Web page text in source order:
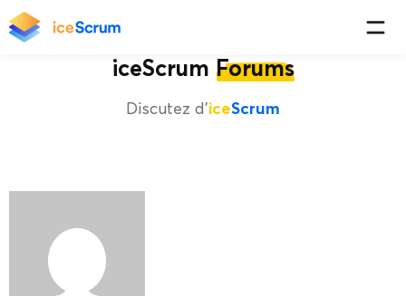
iceScrum Forums
Discutez d'iceScrum